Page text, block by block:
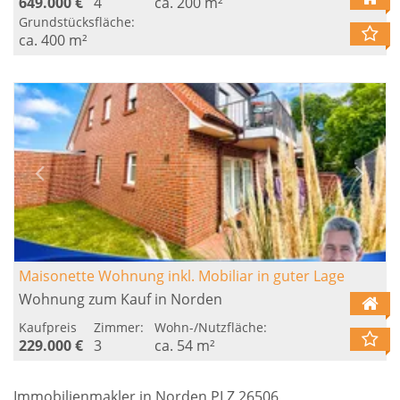
Grundstücksfläche:
ca. 400 m²
Maisonette Wohnung inkl. Mobiliar in guter Lage
Wohnung zum Kauf in Norden
Kaufpreis
229.000 €
Zimmer:
3
Wohn-/Nutzfläche:
ca. 54 m²